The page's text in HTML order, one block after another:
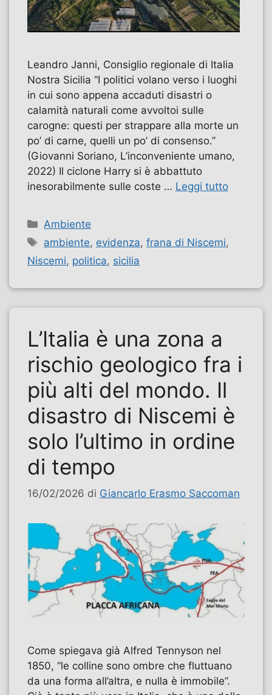
Leandro Janni, Consiglio regionale di Italia
Nostra Sicilia “I politici volano verso i luoghi
in cui sono appena accaduti disastri o
calamità naturali come avvoltoi sulle
carogne: questi per strappare alla morte un
po’ di carne, quelli un po’ di consenso.”
(Giovanni Soriano, L’inconveniente umano,
2022) Il ciclone Harry si è abbattuto
inesorabilmente sulle coste … Leggi tutto
Categorie
Ambiente
Tag
ambiente, evidenza,frana di Niscemi,
Niscemi, politica, sicilia
L’Italia è una zona a
rischio geologico fra i
più alti del mondo. Il
disastro di Niscemi è
solo l’ultimo in ordine
di tempo
16/02/2026 di Giancarlo Erasmo Saccoman
Come spiegava già Alfred Tennyson nel
1850, “le colline sono ombre che fluttuano
da una forma all’altra, e nulla è immobile”.